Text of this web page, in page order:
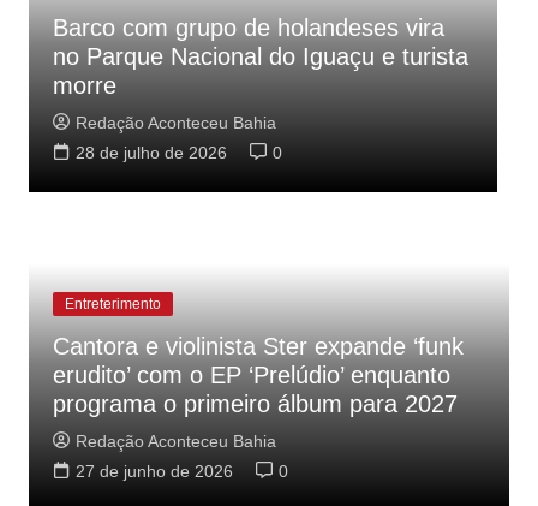
Feriados nacionais de 2026: veja datas
que permitem emenda e estendem
descanso
Redação Aconteceu Bahia
28 de julho de 2026
0
Entreterimento
Cantora e violinista Ster expande ‘funk
erudito’ com o EP ‘Prelúdio’ enquanto
programa o primeiro álbum para 2027
Redação Aconteceu Bahia
27 de junho de 2026
0